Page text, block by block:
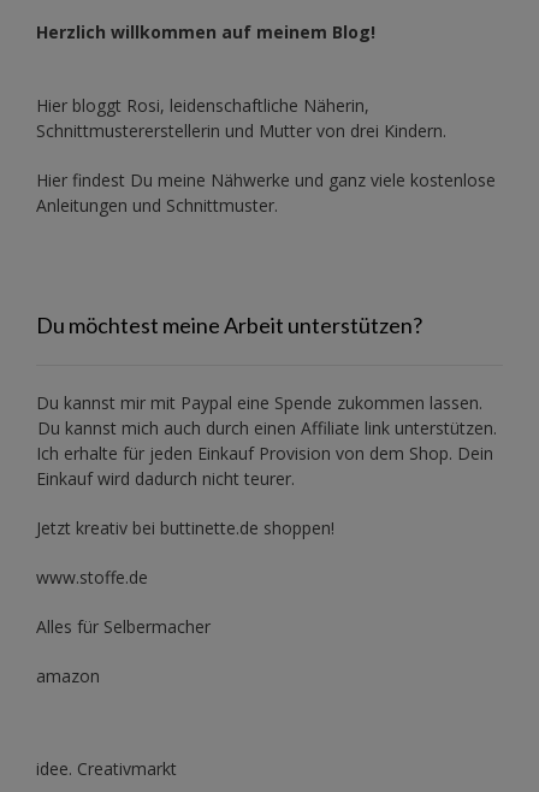
Herzlich willkommen auf meinem Blog!
Hier bloggt Rosi, leidenschaftliche Näherin,
Schnittmustererstellerin und Mutter von drei Kindern.
Hier findest Du meine Nähwerke und ganz viele kostenlose
Anleitungen und Schnittmuster.
Du möchtest meine Arbeit unterstützen?
Du kannst mir mit Paypal eine Spende zukommen lassen.
Du kannst mich auch durch einen Affiliate link unterstützen.
Ich erhalte für jeden Einkauf Provision von dem Shop. Dein
Einkauf wird dadurch nicht teurer.
Jetzt kreativ bei buttinette.de shoppen!
www.stoffe.de
Alles für Selbermacher
amazon
idee. Creativmarkt